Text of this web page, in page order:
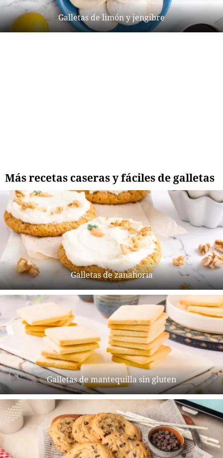
Galletas de limón y jengibre
Más recetas caseras y fáciles de galletas
Galletas de zanahoria
Galletas de mantequilla sin gluten